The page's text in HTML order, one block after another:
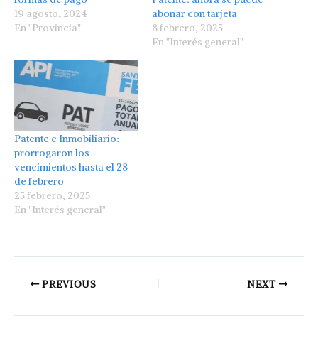
19 agosto, 2024
En "Provincia"
abonar con tarjeta
8 febrero, 2025
En "Interés general"
Patente e Inmobiliario:
prorrogaron los
vencimientos hasta el 28
de febrero
25 febrero, 2025
En "Interés general"
PREVIOUS NEXT